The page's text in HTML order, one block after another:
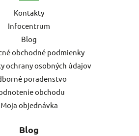
Kontakty
Infocentrum
Blog
obchodné podmienky
ochrany osobných údajov
poradenstvo
obchodu
Moja objednávka
Blog